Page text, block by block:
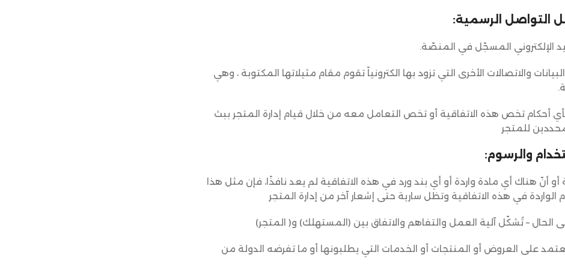
التواصل الرسمية:
والاتصالات الأخرى التي تزود بها الكترونياً تقوم مقام مثيلاتها المكتوبة ، وهي
أحكام تخص هذه الاتفاقية أو تخص التعامل معه من خلال قيام إدارة المتجر ببث
للمتجر
والرسوم:
أو أنّ ھناك أي مادة واردة أو أي بند ورد في ھذه الاتفاقیة لم یعد نافذًا، فإن مثل ھذا
الواردة في ھذه الاتفاقية وتظل سارية حتى إشعار آخر من إدارة المتجر
على العروض أو المنتجات أو الخدمات التي يطلبونها أو ما تفرضه الدولة من